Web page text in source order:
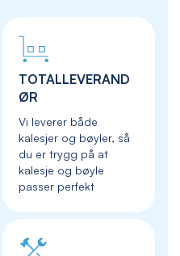
TOTALLEVERAND
ØR
Vi leverer både
kalesjer og bøyler, så
du er trygg på at
kalesje og bøyle
passer perfekt